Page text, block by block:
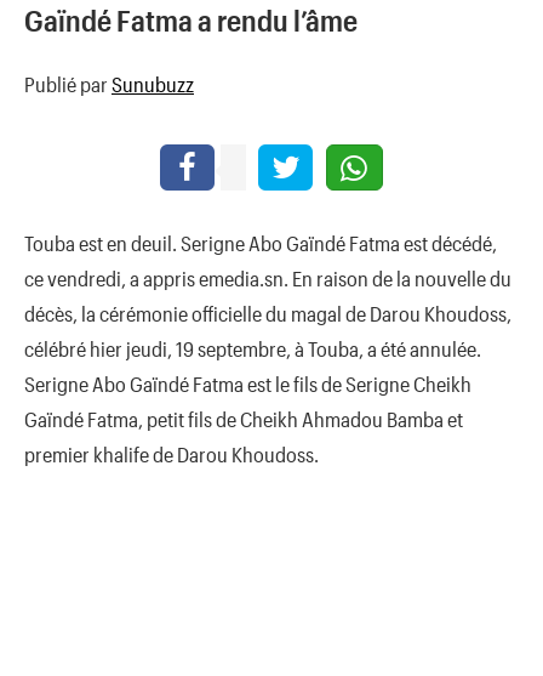
Gaïndé Fatma a rendu l’âme
Publié par Sunubuzz
Touba est en deuil. Serigne Abo Gaïndé Fatma est décédé,
ce vendredi, a appris emedia.sn. En raison de la nouvelle du
décès, la cérémonie officielle du magal de Darou Khoudoss,
célébré hier jeudi, 19 septembre, à Touba, a été annulée.
Serigne Abo Gaïndé Fatma est le fils de Serigne Cheikh
Gaïndé Fatma, petit fils de Cheikh Ahmadou Bamba et
premier khalife de Darou Khoudoss.